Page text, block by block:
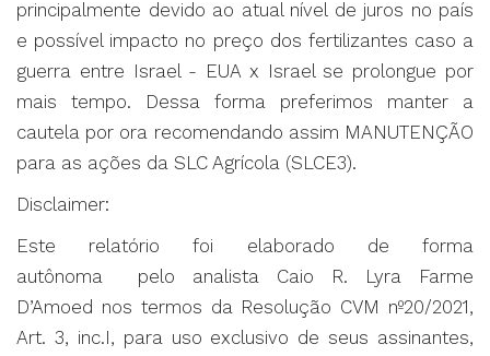
principalmente devido ao atual nível de juros no país
e possível impacto no preço dos fertilizantes caso a
guerra entre Israel - EUA x Israel se prolongue por
mais tempo. Dessa forma preferimos manter a
cautela por ora recomendando assim MANUTENÇÃO
para as ações da SLC Agrícola (SLCE3).
Disclaimer:
Este relatório foi elaborado de forma
autônoma pelo analista Caio R. Lyra Farme
D’Amoed nos termos da Resolução CVM nº20/2021,
Art. 3, inc.I, para uso exclusivo de seus assinantes,